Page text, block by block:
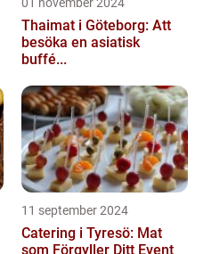
Thaimat i Göteborg: Att
besöka en asiatisk
buffé...
11 september 2024
Catering i Tyresö: Mat
som Förgyller Ditt Event